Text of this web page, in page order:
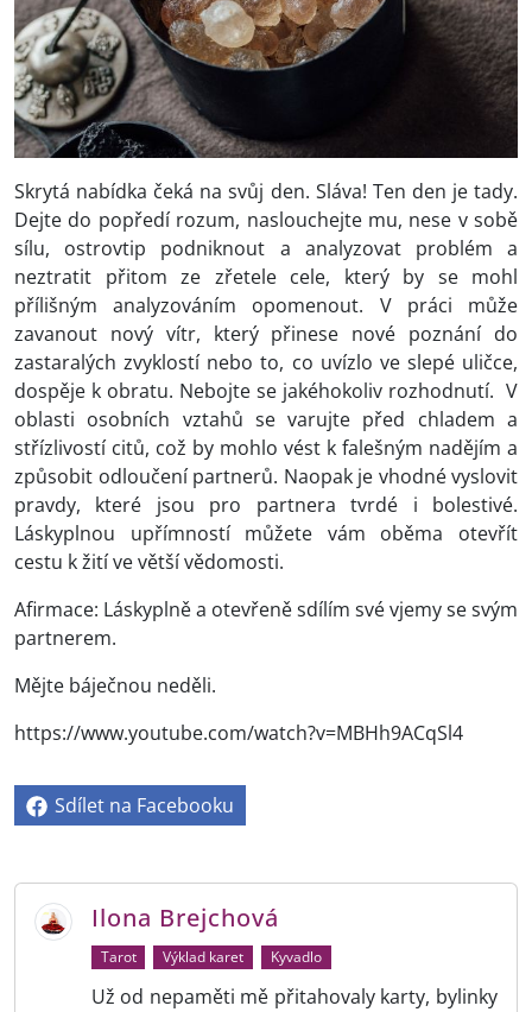
Skrytá nabídka čeká na svůj den. Sláva! Ten den je tady.
Dejte do popředí rozum, naslouchejte mu, nese v sobě
sílu, ostrovtip podniknout a analyzovat problém a
neztratit přitom ze zřetele cele, který by se mohl
přílišným analyzováním opomenout. V práci může
zavanout nový vítr, který přinese nové poznání do
zastaralých zvyklostí nebo to, co uvízlo ve slepé uličce,
dospěje k obratu. Nebojte se jakéhokoliv rozhodnutí. V
oblasti osobních vztahů se varujte před chladem a
střízlivostí citů, což by mohlo vést k falešným nadějím a
způsobit odloučení partnerů. Naopak je vhodné vyslovit
pravdy, které jsou pro partnera tvrdé i bolestivé.
Láskyplnou upřímností můžete vám oběma otevřít
cestu k žití ve větší vědomosti.
Afirmace: Láskyplně a otevřeně sdílím své vjemy se svým
partnerem.
Mějte báječnou neděli.
https://www.youtube.com/watch?v=MBHh9ACqSl4
Sdílet na Facebooku
Ilona Brejchová
Tarot Výklad karet Kyvadlo
Už od nepaměti mě přitahovaly karty, bylinky